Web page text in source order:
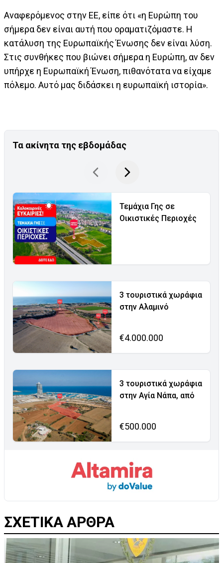
Αναφερόμενος στην ΕΕ, είπε ότι «η Ευρώπη του
σήμερα δεν είναι αυτή που οραματιζόμαστε. Η
κατάλυση της Ευρωπαϊκής Ένωσης δεν είναι λύση.
Στις συνθήκες που βιώνει σήμερα η Ευρώπη, αν δεν
υπήρχε η Ευρωπαϊκή Ένωση, πιθανότατα να είχαμε
πόλεμο. Αυτό μας διδάσκει η ευρωπαϊκή ιστορία».
Τα ακίνητα της εβδομάδας
Τεμάχια Γης σε
Οικιστικές Περιοχές
3 τουριστικά χωράφια
στην Αλαμινό
€4.000.000
3 τουριστικά χωράφια
στην Αγία Νάπα, από
€500.000
ΣΧΕΤΙΚΑ ΑΡΘΡΑ